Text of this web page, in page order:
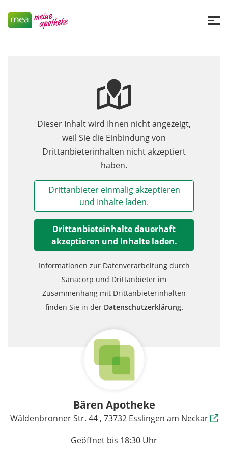
Dieser Inhalt wird Ihnen nicht angezeigt,
weil Sie die Einbindung von
Drittanbieterinhalten nicht akzeptiert
haben.
Drittanbieter einmalig akzeptieren
und Inhalte laden.
Drittanbieteinhalte dauerhaft
akzeptieren und Inhalte laden.
Informationen zur Datenverarbeitung durch
Sanacorp und Drittanbieter im
Zusammenhang mit Drittanbieterinhalten
finden Sie in der Datenschutzerklärung.
Bären Apotheke
Wäldenbronner Str. 44 , 73732 Esslingen am Neckar
Geöffnet bis 18:30 Uhr